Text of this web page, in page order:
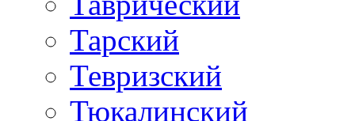
Тарский
Тевризский
Тюкалинский